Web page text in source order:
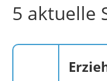
5 aktuelle